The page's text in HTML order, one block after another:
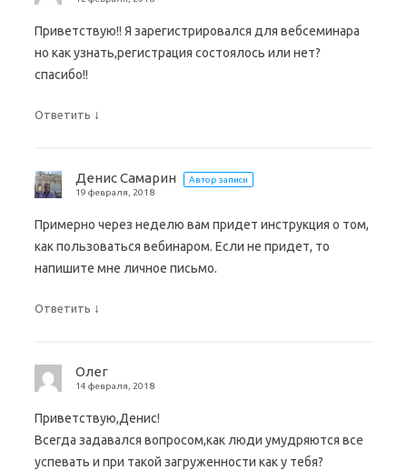
Приветствую!! Я зарегистрировался для вебсеминара
но как узнать,регистрация состоялось или нет?
спасибо!!
Ответить ↓
Денис Самарин
Автор записи
19 февраля, 2018
Примерно через неделю вам придет инструкция о том,
как пользоваться вебинаром. Если не придет, то
напишите мне личное письмо.
Ответить ↓
Олег
14 февраля, 2018
Приветствую,Денис!
Всегда задавался вопросом,как люди умудряются все
успевать и при такой загруженности как у тебя?